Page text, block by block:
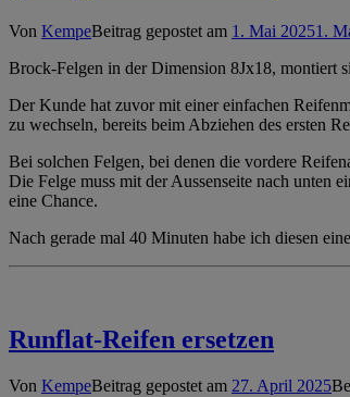
Von KempeBeitrag gepostet am 1. Mai 20251.
Brock-Felgen in der Dimension 8Jx18, montiert
Der Kunde hat zuvor mit einer einfachen
zu wechseln, bereits beim Abziehen des ersten
Bei solchen Felgen, bei denen die vordere
Die Felge muss mit der Aussenseite nach unten
eine Chance.
Nach gerade mal 40 Minuten habe ich diesen
Runflat-Reifen ersetzen
Von KempeBeitrag gepostet am 27. April 2025